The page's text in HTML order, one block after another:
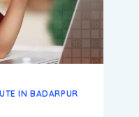
IN BADARPUR